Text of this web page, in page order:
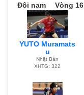
Đôi nam Vòng 16
YUTO Muramats
u
Nhật Bản
XHTG: 322